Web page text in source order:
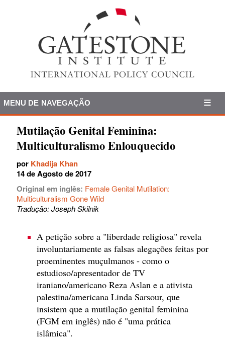
MENU DE NAVEGAÇÃO
Mutilação Genital Feminina:
Multiculturalismo Enlouquecido
por Khadija Khan
14 de Agosto de 2017
Original em inglês: Female Genital Mutilation:
Multiculturalism Gone Wild
Tradução: Joseph Skilnik
A petição sobre a "liberdade religiosa" revela
involuntariamente as falsas alegações feitas por
proeminentes muçulmanos - como o
estudioso/apresentador de TV
iraniano/americano Reza Aslan e a ativista
palestina/americana Linda Sarsour, que
insistem que a mutilação genital feminina
(FGM em inglês) não é "uma prática
islâmica".